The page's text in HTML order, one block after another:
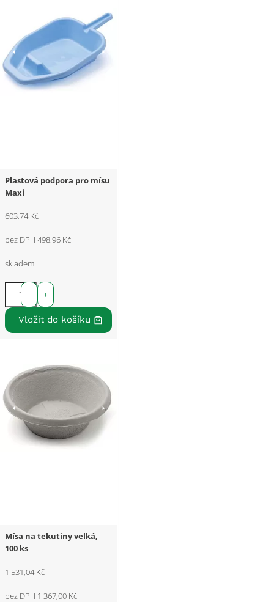
Plastová podpora pro mísu
Maxi
603,74 Kč
bez DPH 498,96 Kč
skladem
+
−
Mísa na tekutiny velká,
100 ks
1 531,04 Kč
bez DPH 1 367,00 Kč